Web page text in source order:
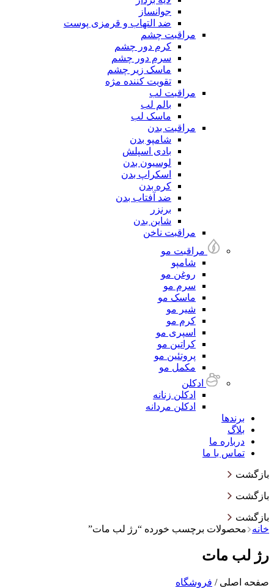
جوانساز
ضد التهاب و قرمزی پوست
مراقبت چشم
کرم دور چشم
سرم دور چشم
ماسک زیر چشم
تقویت کننده مژه
مراقبت لب
بالم لب
ماسک لب
مراقبت بدن
شامپو بدن
بادی اسپلش
لوسیون بدن
اسکراپ بدن
کره بدن
ضد آفتاب بدن
برنزر
شاین بدن
مراقبت ناخن
مراقبت مو
شامپو
روغن مو
سرم مو
ماسک مو
شیر مو
کرم مو
اسپری مو
کراتین مو
پروتئین مو
مکمل مو
ادکلن
ادکلن زنانه
ادکلن مردانه
برندها
بلاگ
درباره ما
تماس با ما
بازگشت
بازگشت
بازگشت
خانه
محصولات برچسب خورده “رژ لب مات”
رژ لب مات
صفحه اصلی / فروشگاه